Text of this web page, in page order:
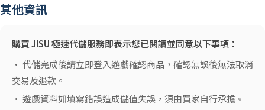
其他資訊
購買 JISU 極速代儲服務即表示您已閱讀並同意以下事項：
• 代儲完成後請立即登入遊戲確認商品，確認無誤後無法取消
交易及退款。
• 遊戲資料如填寫錯誤造成儲值失誤，須由買家自行承擔。